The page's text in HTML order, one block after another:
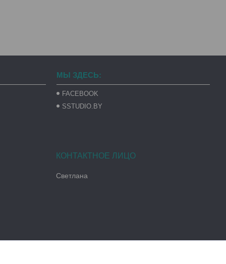
МЫ ЗДЕСЬ:
FACEBOOK
SSTUDIO.BY
Светлана